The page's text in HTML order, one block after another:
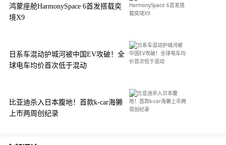
鸿蒙座舱HarmonySpace 6首发搭载奕
境X9
日系车混动护城河被中国EV攻破！全
球电车均价首次低于混动
比亚迪杀入日本腹地！首款k-car海獭
上市两周创纪录